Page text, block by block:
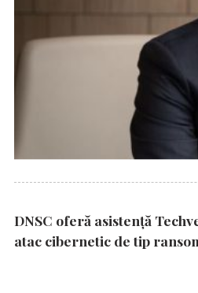
DNSC oferă asistență
atac cibernetic de tip